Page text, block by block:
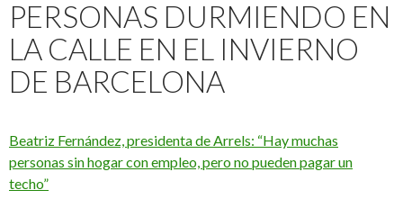
PERSONAS DURMIENDO EN
LA CALLE EN EL INVIERNO
DE BARCELONA
Beatriz Fernández, presidenta de Arrels: “Hay muchas
personas sin hogar con empleo, pero no pueden pagar un
techo”